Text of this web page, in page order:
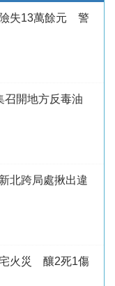
失13萬餘元 警
開地方反毒油
北跨局處揪出違
火災 釀2死1傷